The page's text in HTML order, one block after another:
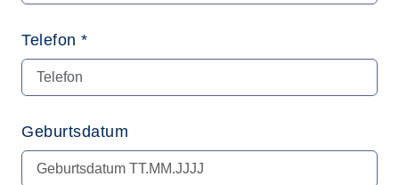
Telefon *
Geburtsdatum